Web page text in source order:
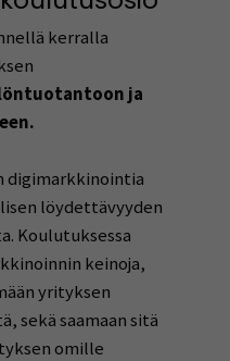
kerralla
ja
digimarkkinointia
löydettävyyden
Koulutuksessa
keinoja,
yrityksen
sekä saamaan sitä
omille